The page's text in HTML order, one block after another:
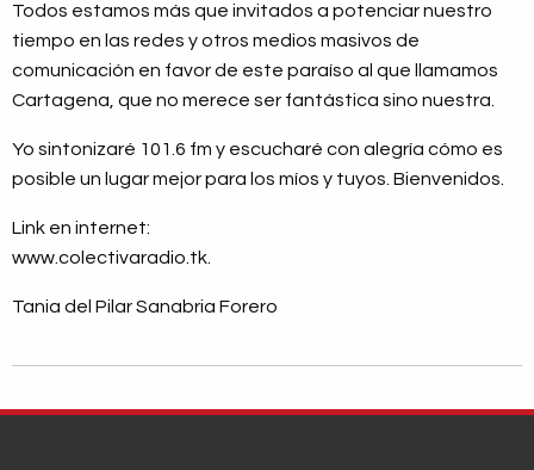
Todos estamos más que invitados a potenciar nuestro
tiempo en las redes y otros medios masivos de
comunicación en favor de este paraíso al que llamamos
Cartagena, que no merece ser fantástica sino nuestra.
Yo sintonizaré 101.6 fm y escucharé con alegría cómo es
posible un lugar mejor para los míos y tuyos. Bienvenidos.
Link en internet:
www.colectivaradio.tk.
Tania del Pilar Sanabria Forero